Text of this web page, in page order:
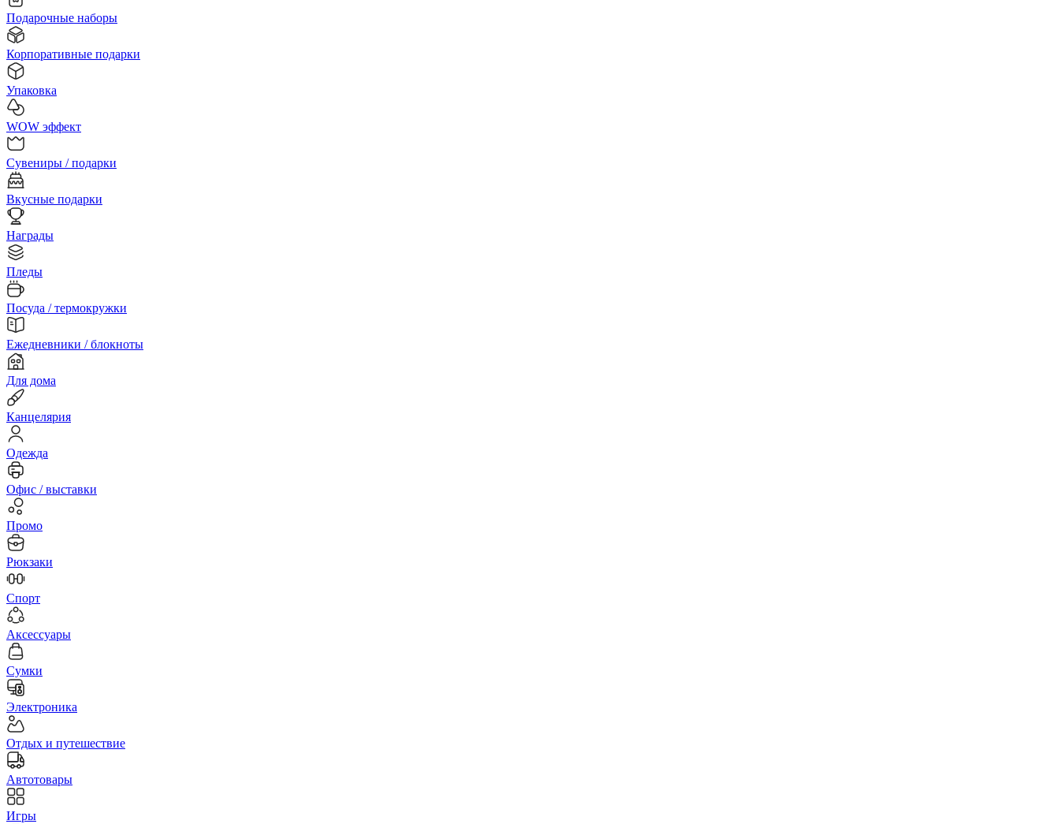
Подарочные наборы
Корпоративные подарки
Упаковка
WOW эффект
Сувениры / подарки
Вкусные подарки
Награды
Пледы
Посуда / термокружки
Ежедневники / блокноты
Для дома
Канцелярия
Одежда
Офис / выставки
Промо
Рюкзаки
Спорт
Аксессуары
Сумки
Электроника
Отдых и путешествие
Автотовары
Игры